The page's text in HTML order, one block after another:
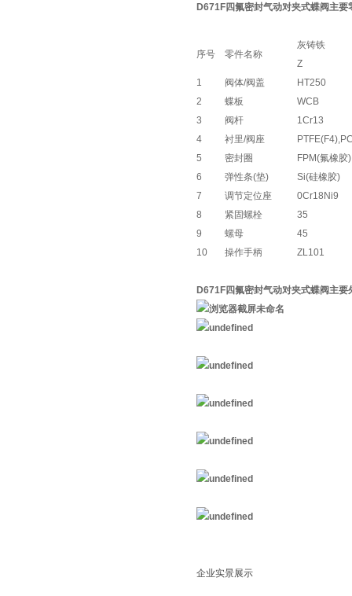
D671F四氟密封气动对夹式蝶阀主要
序号 零件名称
灰铸铁
Z
1
阀体/阀盖
HT250
2
蝶板
WCB
3
阀杆
1Cr13
4
衬里/阀座
5
密封圈
FPM(氟橡胶)
6
弹性条(垫)
Si(硅橡胶)
7
调节定位座
0Cr18Ni9
8
紧固螺栓
35
9
螺母
45
10
操作手柄 ZL101
D671F四氟密封气动对夹式蝶阀主要
企业实景展示